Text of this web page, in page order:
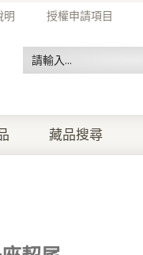
明 授權申請項目
藏品搜尋